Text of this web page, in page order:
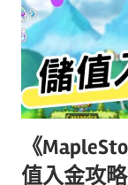
推
薦
媒
體。
《
值入金攻